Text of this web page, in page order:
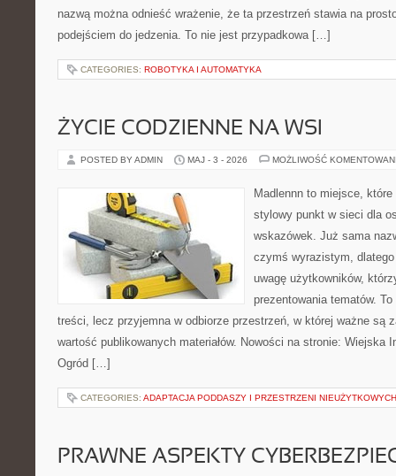
nazwą można odnieść wrażenie, że ta przestrzeń stawia na
podejściem do jedzenia. To nie jest przypadkowa […]
CATEGORIES: ROBOTYKA I AUTOMATYKA
ŻYCIE CODZIENNE NA WSI
POSTED BY ADMIN MAJ - 3 - 2026 MOŻLIWOŚĆ
Madlennn to miejsce,
stylowy punkt w sieci dla
wskazówek. Już sama
czymś wyrazistym,
uwagę użytkowników,
prezentowania tematów.
treści, lecz przyjemna w odbiorze przestrzeń, w której ważne są
wartość publikowanych materiałów. Nowości na stronie: Wiejska
Ogród […]
CATEGORIES: ADAPTACJA PODDASZY I PRZESTRZENI NIEUŻYTKOWYCH
PRAWNE ASPEKTY